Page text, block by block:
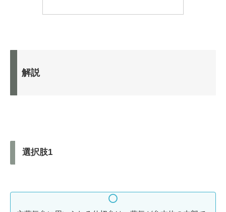
解説
選択肢1